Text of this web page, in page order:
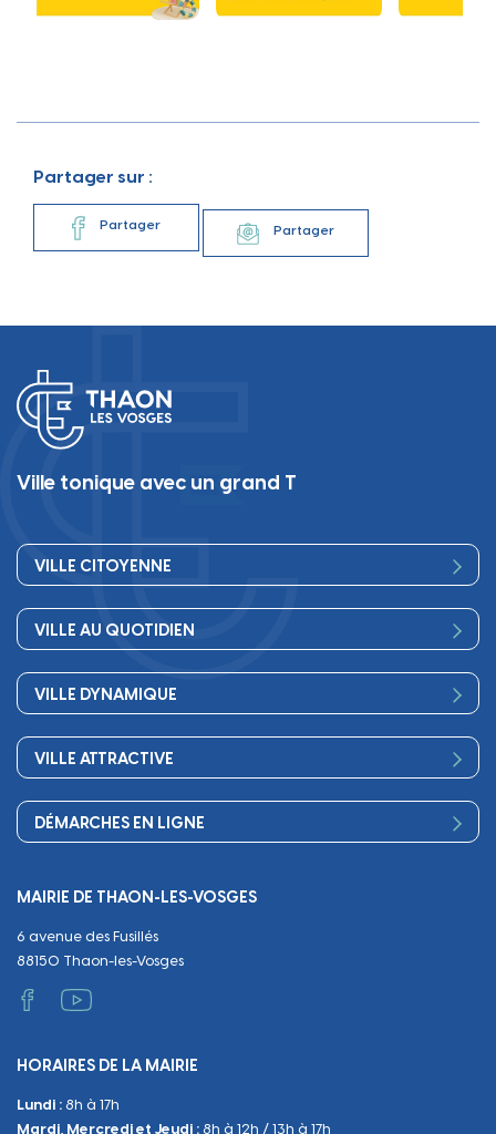
Partager sur :
Partager Partager
Ville tonique avec un grand T
VILLE CITOYENNE
Conseil Municipal
Les services de la Mairie
Finances
Démocratie participative
Publications
VILLE AU QUOTIDIEN
Petite enfance
Scolarité
Périscolaire
Séniors, social, santé
Circuler
Emploi
VILLE DYNAMIQUE
Culture
Associations
Equipements
VILLE ATTRACTIVE
Commerces et artisanat
Urbanisme
Tranquillité et sécurité
DÉMARCHES EN LIGNE
Décès
Papiers et citoyenneté
Administratif et technique
Manifestations
Urbanisme
MAIRIE DE THAON-LES-VOSGES
6 avenue des Fusillés
88150 Thaon-les-Vosges
HORAIRES DE LA MAIRIE
Lundi : 8h à 17h
Mardi, Mercredi et Jeudi : 8h à 12h / 13h à 17h